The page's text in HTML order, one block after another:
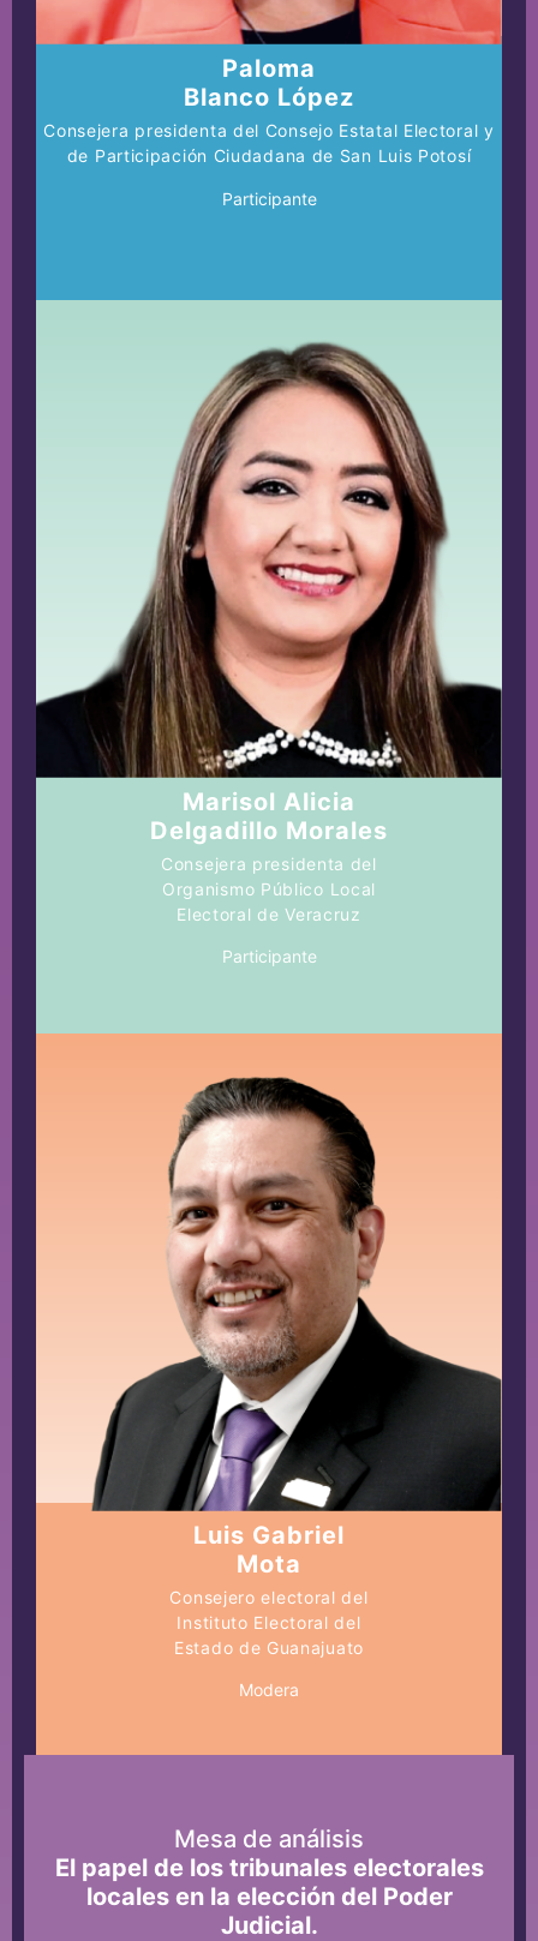
Paloma
Blanco López
Consejera presidenta del Consejo Estatal Electoral y
de Participación Ciudadana de San Luis Potosí
Participante
Marisol Alicia
Delgadillo Morales
Consejera presidenta del
Organismo Público Local
Electoral de Veracruz
Participante
Luis Gabriel
Mota
Consejero electoral del
Instituto Electoral del
Estado de Guanajuato
Modera
Mesa de análisis
El papel de los tribunales electorales
locales en la elección del Poder
Judicial.